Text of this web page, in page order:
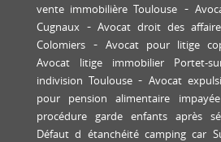
vente immobilière Toulouse
Cugnaux
Avocat droit des
Colomiers
Avocat pour litige
Avocat litige immobilier Portet-
indivision Toulouse
Avocat
pour pension alimentaire
procédure garde enfants après
Défaut d étanchéité camping car